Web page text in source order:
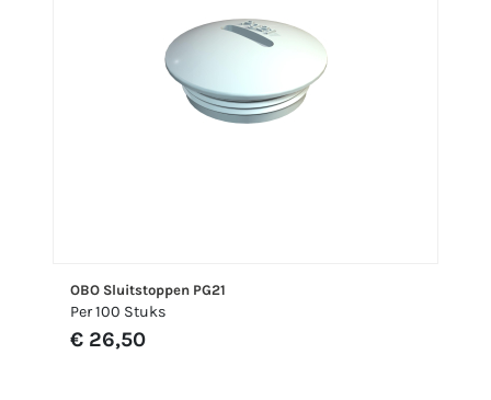
OBO Sluitstoppen PG21
Per 100 Stuks
€ 26,50